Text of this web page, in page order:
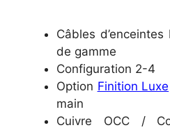
Câbles
de gamme
Configuration 2-4
Option Finition Luxe
main
Cuivre OCC /